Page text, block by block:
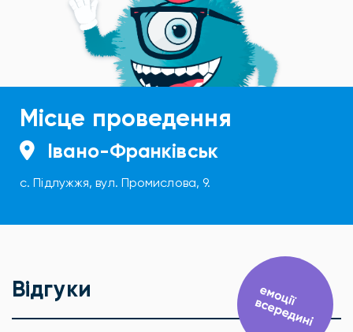
Місце проведення
Івано-Франківськ
с. Підлужжя, вул. Промислова, 9.
Відгуки